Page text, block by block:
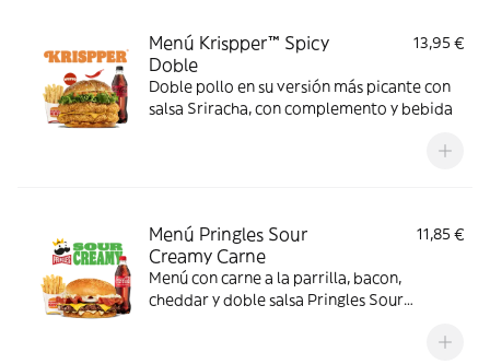
Menú Krispper™ Spicy
Doble
13,95 €
Doble pollo en su versión más picante con
salsa Sriracha, con complemento y bebida
Menú Pringles Sour
Creamy Carne
11,85 €
Menú con carne a la parrilla, bacon,
cheddar y doble salsa Pringles Sour